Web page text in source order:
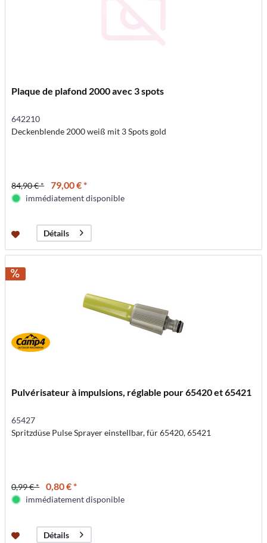
Plaque de plafond 2000 avec 3 spots
642210
Deckenblende 2000 weiß mit 3 Spots gold
84,90 € * 79,00 € *
immédiatement disponible
Détails
Pulvérisateur à impulsions, réglable pour 65420 et 65421
65427
Spritzdüse Pulse Sprayer einstellbar, für 65420, 65421
0,99 € * 0,80 € *
immédiatement disponible
Détails